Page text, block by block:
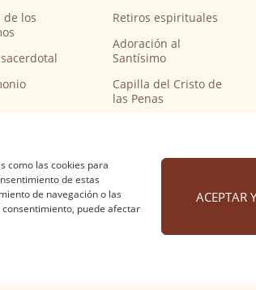
como las cookies para
de estas
de navegación o las
puede afectar
ACEPTAR
de los
Retiros espirituales
Adoración al
Santísimo
Capilla del Cristo de
las Penas
peregrinos del